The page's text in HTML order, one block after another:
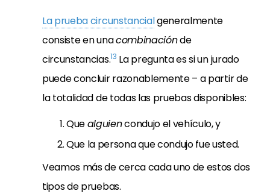
La prueba circunstancialgeneralmente
consiste en unacombinaciónde
circunstancias.13 La pregunta es si un jurado
puede concluir razonablemente – a partir de
la totalidad de todas las pruebas disponibles:
Quealguiencondujo el vehículo, y
Que la persona que condujo fue usted.
Veamos más de cerca cada uno de estos dos
tipos de pruebas.